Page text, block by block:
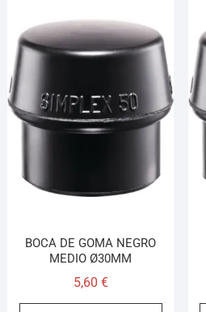
BOCA DE GOMA NEGRO
MEDIO Ø30MM
5,60 €